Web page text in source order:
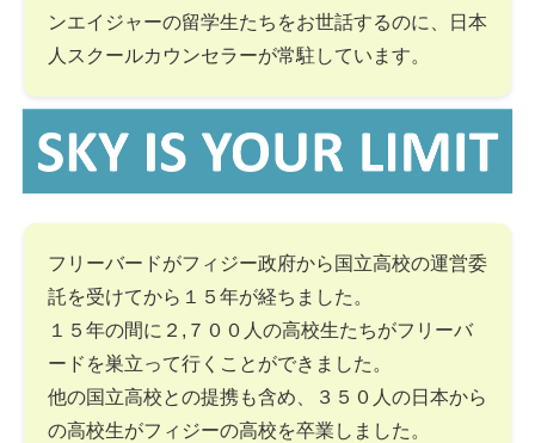
ンエイジャーの留学生たちをお世話するのに、日本
人スクールカウンセラーが常駐しています。
フリーバードがフィジー政府から国立高校の運営委
託を受けてから１５年が経ちました。
１５年の間に２,７００人の高校生たちがフリーバ
ードを巣立って行くことができました。
他の国立高校との提携も含め、３５０人の日本から
の高校生がフィジーの高校を卒業しました。